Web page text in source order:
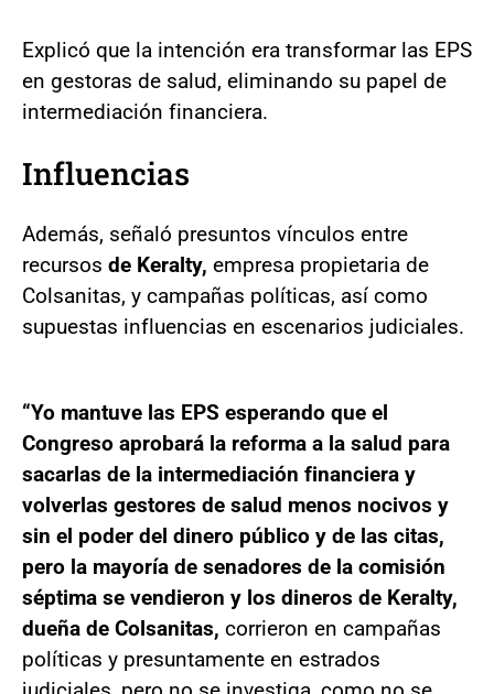
Explicó que la intención era transformar las EPS
en gestoras de salud, eliminando su papel de
intermediación financiera.
Influencias
Además, señaló presuntos vínculos entre
recursos de Keralty, empresa propietaria de
Colsanitas, y campañas políticas, así como
supuestas influencias en escenarios judiciales.
“Yo mantuve las EPS esperando que el
Congreso aprobará la reforma a la salud para
sacarlas de la intermediación financiera y
volverlas gestores de salud menos nocivos y
sin el poder del dinero público y de las citas,
pero la mayoría de senadores de la comisión
séptima se vendieron y los dineros de Keralty,
dueña de Colsanitas, corrieron en campañas
políticas y presuntamente en estrados